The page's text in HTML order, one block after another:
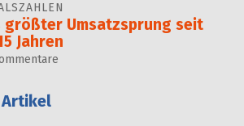
größter Umsatzsprung seit
Jahren